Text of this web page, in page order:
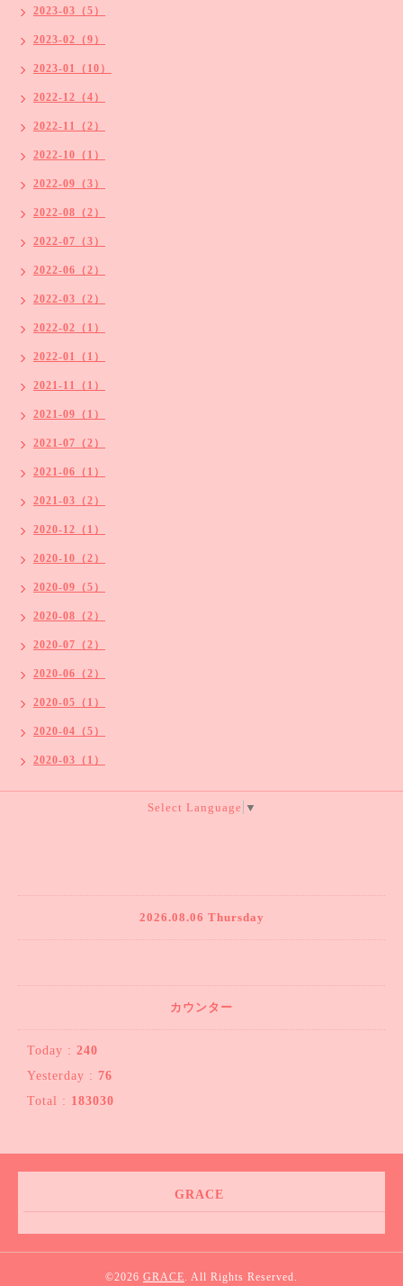
2023-03（5）
2023-02（9）
2023-01（10）
2022-12（4）
2022-11（2）
2022-10（1）
2022-09（3）
2022-08（2）
2022-07（3）
2022-06（2）
2022-03（2）
2022-02（1）
2022-01（1）
2021-11（1）
2021-09（1）
2021-07（2）
2021-06（1）
2021-03（2）
2020-12（1）
2020-10（2）
2020-09（5）
2020-08（2）
2020-07（2）
2020-06（2）
2020-05（1）
2020-04（5）
2020-03（1）
Select Language ▼
2026.08.06 Thursday
カウンター
Today : 240
Yesterday : 76
Total : 183030
GRACE
©2026 GRACE. All Rights Reserved.